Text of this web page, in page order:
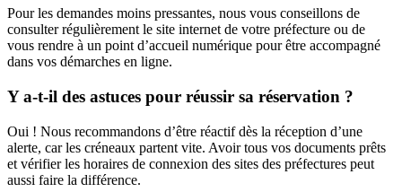
Pour les demandes moins pressantes, nous vous conseillons de
consulter régulièrement le site internet de votre préfecture ou de
vous rendre à un point d’accueil numérique pour être accompagné
dans vos démarches en ligne.
Y a-t-il des astuces pour réussir sa réservation ?
Oui ! Nous recommandons d’être réactif dès la réception d’une
alerte, car les créneaux partent vite. Avoir tous vos documents prêts
et vérifier les horaires de connexion des sites des préfectures peut
aussi faire la différence.